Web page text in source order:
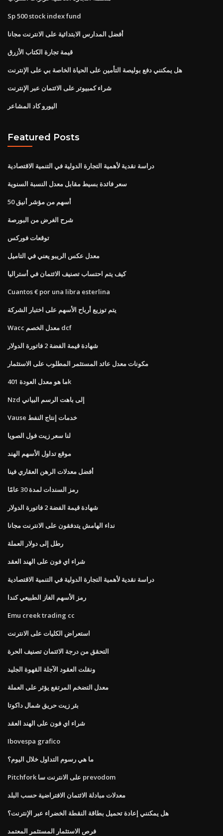
Sp 500 stock index fund
أفضل المدارس الابتدائية على الانترنت مجانا
قيمة تجارة الكتاب الأزرق
هل يمكنني دفع بوليصة التأمين على الحياة الخاصة بي على الإنترنت
شراء كمبيوتر على الائتمان عبر الإنترنت
اليورو كاد المشاعر
Featured Posts
دراسة نقدية لأهمية التجارة الدولية في التنمية الاقتصادية
سعر فائدة بسيط مقابل معدل النسبة السنوية
50 أسهم من مؤشر أنيق
شرح الغرض من البورصة
توقعات فوركس
معدل عكس الريبو يعني في التاميل
كيف يتم احتساب تصنيف الائتمان في أستراليا
Cuantos € por una libra esterlina
يتم توزيع أرباح الأسهم على اختبار الشركة
Wacc معدل الخصم dcf
شهادة قيمة الفضة 2 فاتورة الدولار
مكونات معدل عائد المستثمر المطلوب على الاستثمار
ما هو معدل العودة 401k
Nzd إلى باهت الرسم البياني
Vause خدمات إنتاج النفط
لنا سعر زيت فول الصويا
موقع تداول الأسهم الهند
أفضل معدلات الرهن العقاري فينا
رمز السندات لمدة 30 عامًا
شهادة قيمة الفضة 2 فاتورة الدولار
نداء الهامش يتدفقون على الانترنت مجانا
رطل إلى دولار العملة
شراء اي فون على الهند العقد
دراسة نقدية لأهمية التجارة الدولية في التنمية الاقتصادية
رمز الأسهم الغاز الطبيعي كندا
Emu creek trading cc
استعراض الكليات على الانترنت
التحقق من درجة الائتمان تصنيف الحرة
ونقلت العقود الآجلة القهوة الجليد
معدل التضخم المرتفع يؤثر على العملة
بئر زيت حريق شمال داكوتا
شراء اي فون على الهند العقد
Ibovespa grafico
ما هي رسوم التداول خلال اليوم؟
Pitchfork على الانترنت سا prevodom
معدلات مبادلة الائتمان الافتراضية حسب البلد
هل يمكنني إعادة تحميل بطاقة النقطة الخضراء عبر الإنترنت؟
فرص الاستثمار المستثمر المعتمد